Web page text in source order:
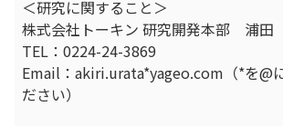
＜研究に関すること＞
株式会社トーキン 研究開発本部 浦田
TEL：0224-24-3869
Email：akiri.urata*yageo.com（*を@
ださい）